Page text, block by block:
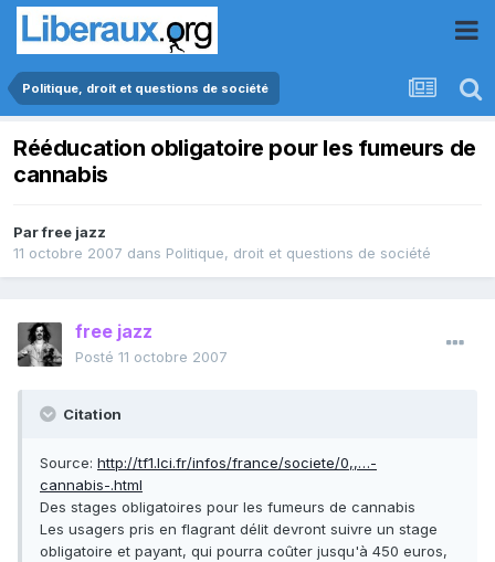
Politique, droit et questions de société
Rééducation obligatoire pour les fumeurs de
cannabis
Parfree jazz
11 octobre 2007 dans Politique, droit et questions de société
free jazz
Posté 11 octobre 2007
Citation
Source: http://tf1.lci.fr/infos/france/societe/0,,…-
cannabis-.html
Des stages obligatoires pour les fumeurs de cannabis
Les usagers pris en flagrant délit devront suivre un stage
obligatoire et payant, qui pourra coûter jusqu'à 450 euros,